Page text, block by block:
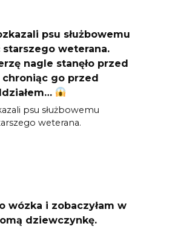
psu służbowemu
starszego weterana.
nagle stanęło przed
chroniąc go przed
psu służbowemu
weterana.
wózka i zobaczyłam w
dziewczynkę.